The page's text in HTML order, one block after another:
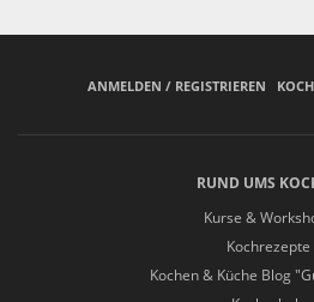
ANMELDEN / REGISTRIEREN
RUND UMS
Kurse &
Kochrezepte
Kochen & Küche Blog